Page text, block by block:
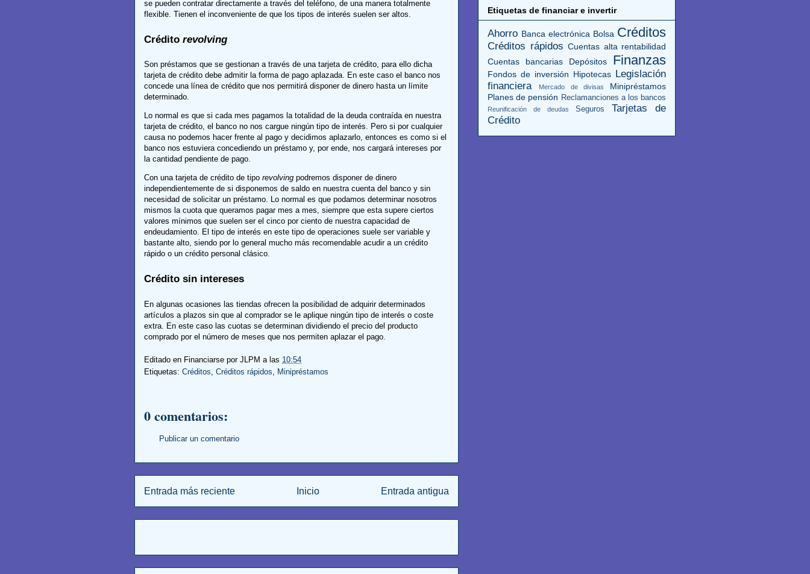
se pueden contratar directamente a través del teléfono, de una manera totalmente
flexible. Tienen el inconveniente de que los tipos de interés suelen ser altos.
Crédito revolving
Son préstamos que se gestionan a través de una tarjeta de crédito, para ello dicha
tarjeta de crédito debe admitir la forma de pago aplazada. En este caso el banco nos
concede una línea de crédito que nos permitirá disponer de dinero hasta un límite
determinado.
Lo normal es que si cada mes pagamos la totalidad de la deuda contraída en nuestra
tarjeta de crédito, el banco no nos cargue ningún tipo de interés. Pero si por cualquier
causa no podemos hacer frente al pago y decidimos aplazarlo, entonces es como si el
banco nos estuviera concediendo un préstamo y, por ende, nos cargará intereses por
la cantidad pendiente de pago.
Con una tarjeta de crédito de tipo revolving podremos disponer de dinero
independientemente de si disponemos de saldo en nuestra cuenta del banco y sin
necesidad de solicitar un préstamo. Lo normal es que podamos determinar nosotros
mismos la cuota que queramos pagar mes a mes, siempre que esta supere ciertos
valores mínimos que suelen ser el cinco por ciento de nuestra capacidad de
endeudamiento. El tipo de interés en este tipo de operaciones suele ser variable y
bastante alto, siendo por lo general mucho más recomendable acudir a un crédito
rápido o un crédito personal clásico.
Crédito sin intereses
En algunas ocasiones las tiendas ofrecen la posibilidad de adquirir determinados
artículos a plazos sin que al comprador se le aplique ningún tipo de interés o coste
extra. En este caso las cuotas se determinan dividiendo el precio del producto
comprado por el número de meses que nos permiten aplazar el pago.
Editado en Financiarse por JLPM a las 10:54
Etiquetas: Créditos, Créditos rápidos, Minipréstamos
0 comentarios:
Publicar un comentario
Entrada más reciente Entrada antigua
Inicio
Etiquetas de financiar e invertir
Ahorro Banca electrónica Bolsa Créditos
Créditos rápidos Cuentas alta rentabilidad
Cuentas bancarias
Depósitos Finanzas
Fondos de inversión Hipotecas Legislación
financiera
Mercado de divisas
Minipréstamos
Planes de pensión Reclamanciones a los bancos
Reunificación de deudas Seguros
Tarjetas de
Crédito